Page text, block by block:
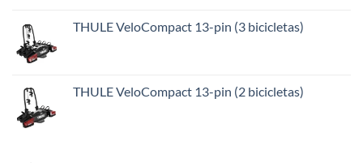
THULE VeloCompact 13-pin (3 bicicletas)
THULE VeloCompact 13-pin (2 bicicletas)